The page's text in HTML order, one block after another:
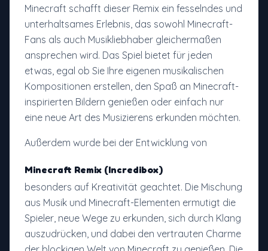
Minecraft schafft dieser Remix ein fesselndes und
unterhaltsames Erlebnis, das sowohl Minecraft-
Fans als auch Musikliebhaber gleichermaßen
ansprechen wird. Das Spiel bietet für jeden
etwas, egal ob Sie Ihre eigenen musikalischen
Kompositionen erstellen, den Spaß an Minecraft-
inspirierten Bildern genießen oder einfach nur
eine neue Art des Musizierens erkunden möchten.
Außerdem wurde bei der Entwicklung von
Minecraft Remix (Incredibox)
besonders auf Kreativität geachtet. Die Mischung
aus Musik und Minecraft-Elementen ermutigt die
Spieler, neue Wege zu erkunden, sich durch Klang
auszudrücken, und dabei den vertrauten Charme